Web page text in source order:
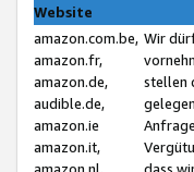
Website
amazon.com.be,
amazon.fr,
amazon.de,
audible.de,
amazon.ie
amazon.it,
amazon.nl,
Wir
stellen
dass